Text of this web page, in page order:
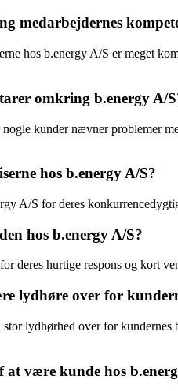
medarbejdernes
hos b.energy A/S er meget
omkring b.energy A/
kunder nævner problemer
hos b.energy A/S?
A/S for deres
hos b.energy A/S?
deres hurtige respons og kort
lydhøre over for
lydhørhed over for
at være kunde hos